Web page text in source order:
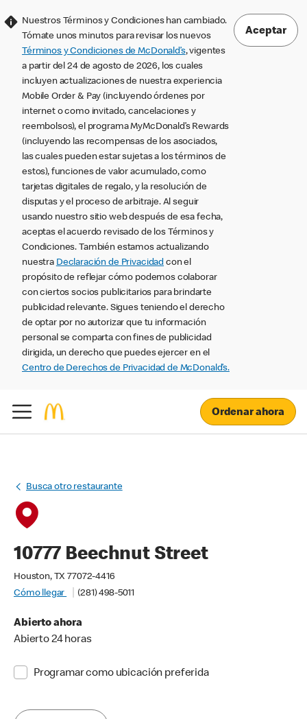
Nuestros Términos y Condiciones han cambiado.
Tómate unos minutos para revisar los nuevos
Términos y Condiciones de McDonald’s, vigentes
a partir del 24 de agosto de 2026, los cuales
incluyen actualizaciones de nuestra experiencia
Mobile Order & Pay (incluyendo órdenes por
internet o como invitado, cancelaciones y
reembolsos), el programa MyMcDonald’s Rewards
(incluyendo las recompensas de los asociados,
las cuales pueden estar sujetas a los términos de
estos), funciones de valor acumulado, como
tarjetas digitales de regalo, y la resolución de
disputas y el proceso de arbitraje. Al seguir
usando nuestro sitio web después de esa fecha,
aceptas el acuerdo revisado de los Términos y
Condiciones. También estamos actualizando
nuestra Declaración de Privacidad con el
propósito de reflejar cómo podemos colaborar
con ciertos socios publicitarios para brindarte
publicidad relevante. Sigues teniendo el derecho
de optar por no autorizar que tu información
personal se comparta con fines de publicidad
dirigida, un derecho que puedes ejercer en el
Centro de Derechos de Privacidad de McDonald’s.
Aceptar
Ordenar ahora
Busca otro restaurante
10777 Beechnut Street
Houston, TX 77072-4416
Cómo llegar
(281) 498-5011
Abierto ahora
Abierto 24 horas
Programar como ubicación preferida